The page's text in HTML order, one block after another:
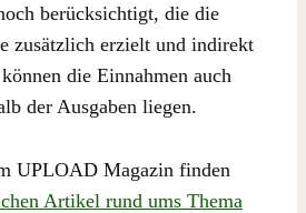
berücksichtigt, die die
zusätzlich erzielt und indirekt
die Einnahmen auch
der Ausgaben liegen.
UPLOAD Magazin finden
Artikel rund ums Thema